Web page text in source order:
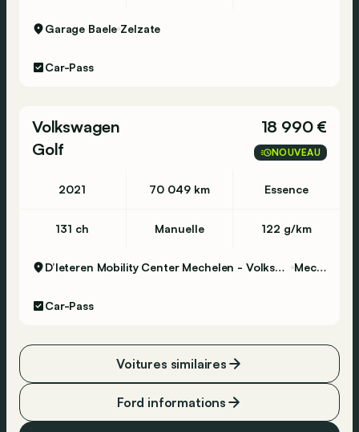
Garage Baele Zelzate
Car-Pass
Volkswagen
Golf
18 990 €
NOUVEAU
2021 70 049 km Essence
131 ch Manuelle 122 g/km
D’Ieteren Mobility Center Mechelen - Volkswagen & Commercial Vehicles Mechelen
Car-Pass
Ford informations
Voitures similaires